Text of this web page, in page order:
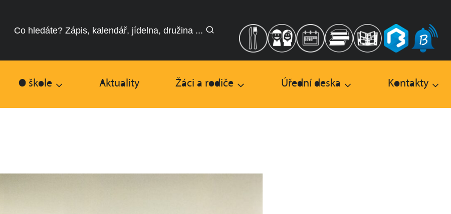
Co hledáte? Zápis, kalendář, jídelna, družina ...
O škole Aktuality Žáci a rodiče Úřední deska Kontakty